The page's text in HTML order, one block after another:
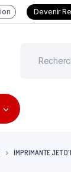
Devenir
IMPRIMANTE JET